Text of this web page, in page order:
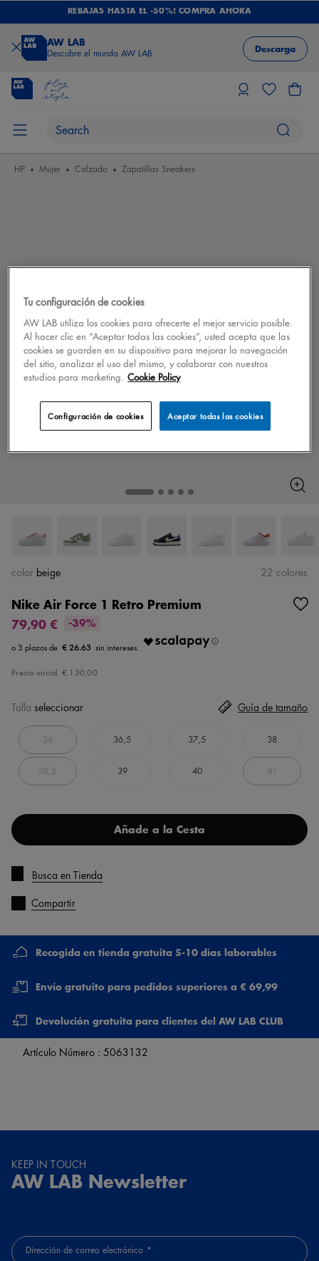
REBAJAS HASTA EL -50%! COMPRA AHORA
AW LAB
Descubre el mundo AW LAB Descarga
HP Mujer Calzado Zapatillas Sneakers
Nike Air Force 1 Retro Premium
79,90 €
-39%
€ 26.63
Precio inicial € 130,00
color beige 22 colores
Talla seleccionar
36 36,5 37,5 38
38,5 39 40 41
Guía de tamaño
Añade a la Cesta
Busca en Tienda
Compartir
Recogida en tienda gratuita 5-10 días laborables
Envío gratuito para pedidos superiores a € 69,99
Devolución gratuita para clientes del AW LAB CLUB
Artículo Número : 5063132
KEEP IN TOUCH
AW LAB Newsletter
Dirección de correo electrónico
Tu configuración de cookies
AW LAB utiliza los cookies para ofrecerte el mejor servicio posible.
Al hacer clic en “Aceptar todas las cookies”, usted acepta que las
cookies se guarden en su dispositivo para mejorar la navegación
del sitio, analizar el uso del mismo, y colaborar con nuestros
estudios para marketing. Cookie Policy
Aceptar todas las cookies
Configuración de cookies